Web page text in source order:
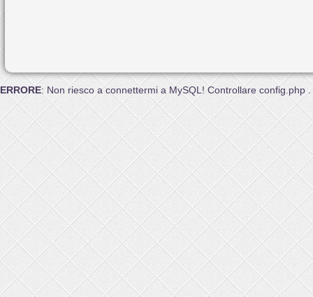
ERRORE: Non riesco a connettermi a MySQL! Controllare config.php .